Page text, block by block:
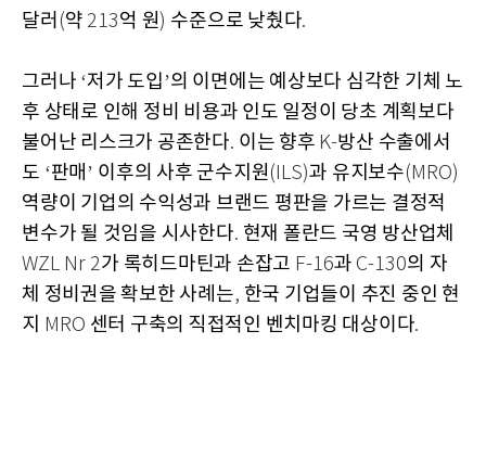
달러 (약 213억 원) 수준으로 낮췄다.
그러나 ‘저가 도입’의 이면에는 예상보다 심각한 기체 노
후 상태로 인해 정비 비용과 인도 일정이 당초 계획보다
불어난 리스크가 공존한다. 이는 향후 K-방산 수출에서
도 ‘판매 ’ 이후의 사후 군수지원 (ILS)과 유지보수(MRO)
역량이 기업의 수익성과 브랜드 평판을 가르는 결정적
변수가 될 것임을 시사한다. 현재 폴란드 국영 방산업체
WZL Nr 2가 록히드마틴과 손잡고 F-16과 C-130의 자
체 정비권을 확보한 사례는, 한국 기업들이 추진 중인 현
지 MRO 센터 구축의 직접적인 벤치마킹 대상이다.